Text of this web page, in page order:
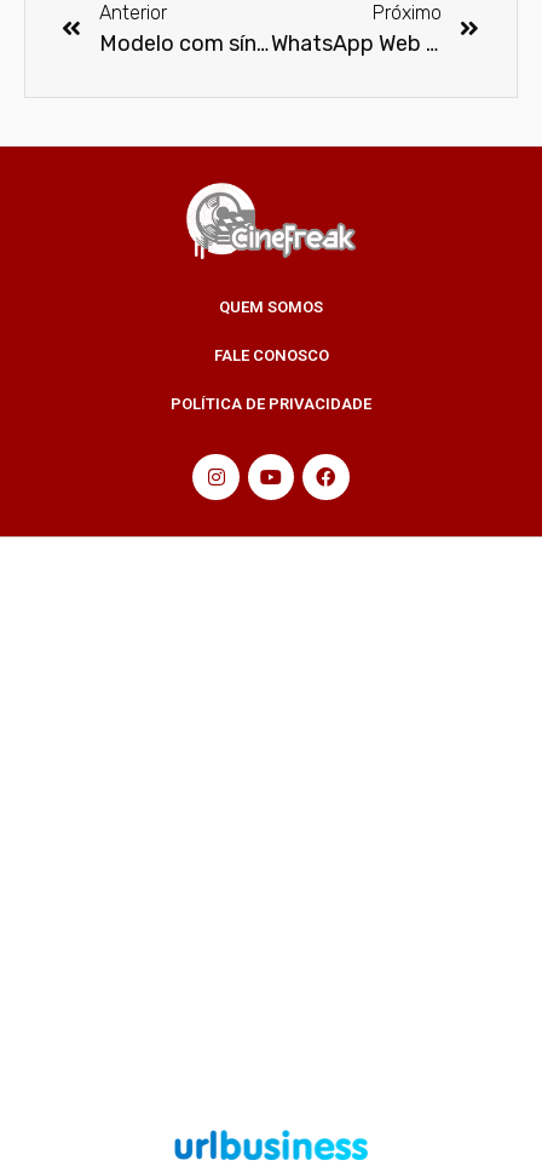
Anterior
Modelo com síndrome de Down rompe barreiras ao desfilar na semana de moda de Nova York
Próximo
WhatsApp Web agora para iPhone
QUEM SOMOS
FALE CONOSCO
POLÍTICA DE PRIVACIDADE